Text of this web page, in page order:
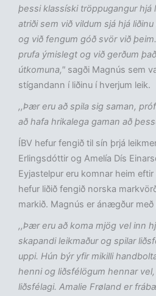
þessi klassíski tröppugangur hjá
atriði sem við vildum sjá hjá
og við fengum góð svör við
prufa ýmislegt og við gerðum
útkomuna," sagði Magnús sem
stígandann í liðinu í hverjum leik.
,,Þær eru að spila sig saman,
að hafa hrikalega gaman að
ÍBV hefur fengið til sín þrjá
Erlingsdóttir og Amelía Dís
Eyjastelpur eru komnar heim
hefur liðið fengið norska
markið. Magnús er ánægður
,,Þær eru að koma mjög vel inn
skapandi leikmaður og spilar
uppi. Hún býr yfir mikilli
henni og liðsfélögum hennar
liðsfélagi. Amalie Frøland er